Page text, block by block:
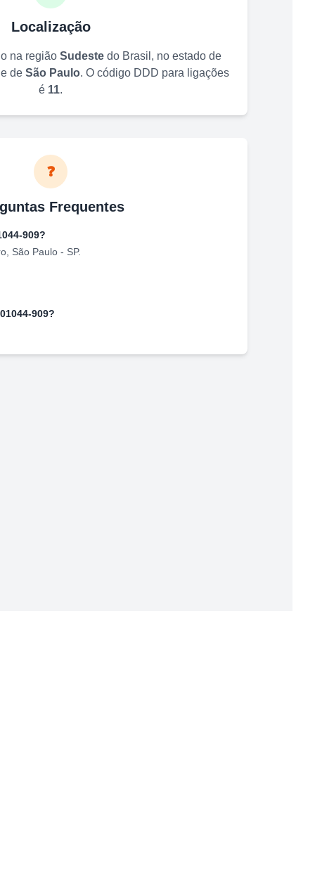
Localização
na região Sudeste do Brasil, no estado de
de São Paulo. O código DDD para ligações
é 11.
❓
Frequentes
909?
São Paulo - SP.
01044-909?